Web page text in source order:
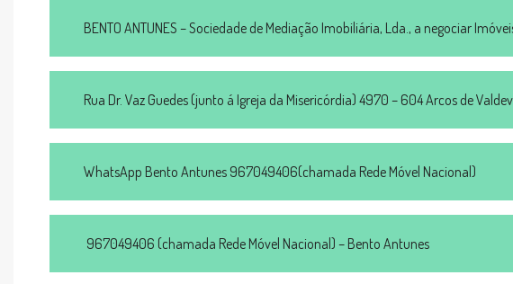
BENTO ANTUNES – Sociedade de Mediação Imobiliária, Lda., a negociar
Rua Dr. Vaz Guedes (junto á Igreja da Misericórdia) 4970 – 604 Arcos de
WhatsApp Bento Antunes 967049406(chamada Rede Móvel Nacional)
967049406 (chamada Rede Móvel Nacional) – Bento Antunes